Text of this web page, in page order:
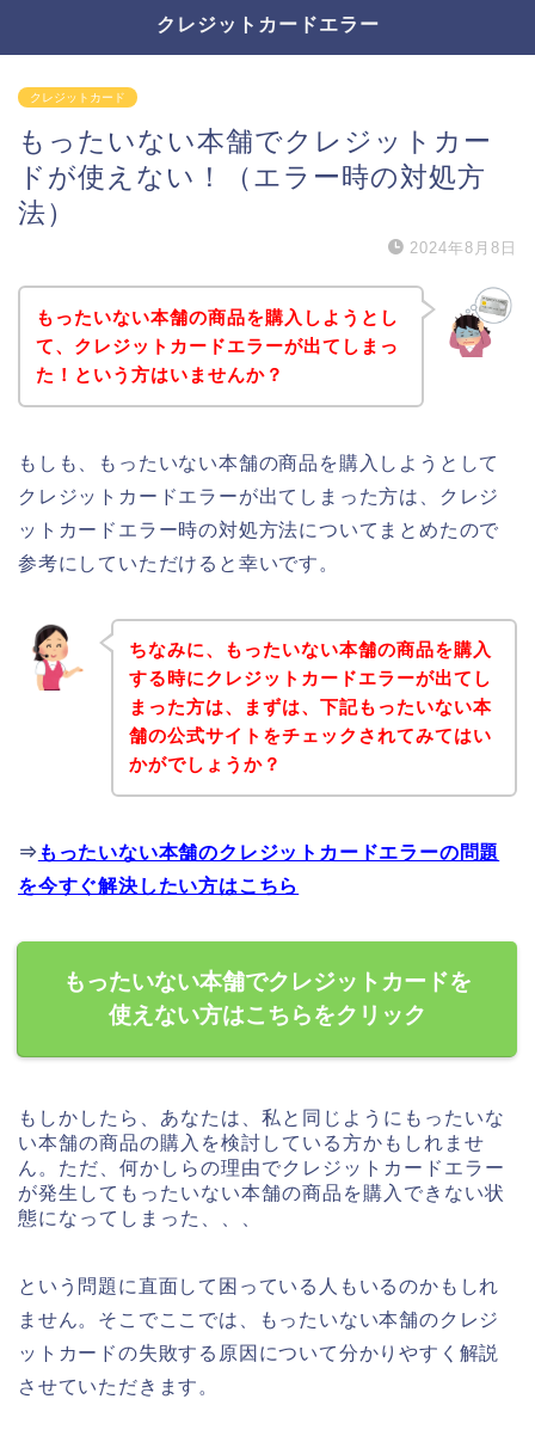
クレジットカードエラー
クレジットカード
もったいない本舗でクレジットカー
ドが使えない！（エラー時の対処方
法）
2024年8月8日
もったいない本舗の商品を購入しようとし
て、クレジットカードエラーが出てしまっ
た！という方はいませんか？
もしも、もったいない本舗の商品を購入しようとして
クレジットカードエラーが出てしまった方は、クレジ
ットカードエラー時の対処方法についてまとめたので
参考にしていただけると幸いです。
ちなみに、もったいない本舗の商品を購入
する時にクレジットカードエラーが出てし
まった方は、まずは、下記もったいない本
舗の公式サイトをチェックされてみてはい
かがでしょうか？
⇒ もったいない本舗のクレジットカードエラーの問題
を今すぐ解決したい方はこちら
もったいない本舗でクレジットカードを
使えない方はこちらをクリック
もしかしたら、あなたは、私と同じようにもったいな
い本舗の商品の購入を検討している方かもしれませ
ん。ただ、何かしらの理由でクレジットカードエラー
が発生してもったいない本舗の商品を購入できない状
態になってしまった、、、
という問題に直面して困っている人もいるのかもしれ
ません。そこでここでは、もったいない本舗のクレジ
ットカードの失敗する原因について分かりやすく解説
させていただきます。